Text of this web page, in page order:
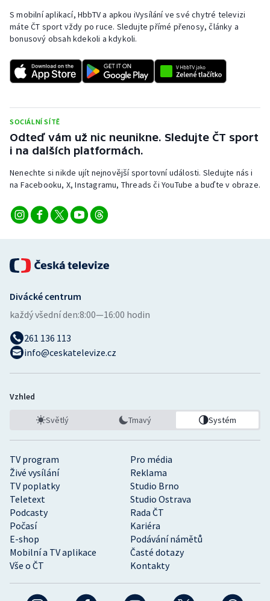
Short track
Sportovní střelba
Stolní tenis
Veslování
Vodní slalom
Volejbal
Ostatní
S mobilní aplikací, HbbTV a apkou iVysílání ve své chytré televizi
máte ČT sport vždy po ruce. Sledujte přímé přenosy, články a
bonusový obsah kdekoli a kdykoli.
SOCIÁLNÍ SÍTĚ
Odteď vám už nic neunikne. Sledujte ČT sport
i na dalších platformách.
Nenechte si nikde ujít nejnovější sportovní události. Sledujte nás i
na Facebooku, X, Instagramu, Threads či YouTube a buďte v obraze.
TV program
Pro média
Živé vysílání
Reklama
TV poplatky
Studio Brno
Teletext
Studio Ostrava
Podcasty
Rada ČT
Počasí
Kariéra
E-shop
Podávání námětů
Mobilní a TV aplikace
Časté dotazy
Vše o ČT
Kontakty
Divácké centrum
každý všední den:8:00—16:00 hodin
261 136 113
info@ceskatelevize.cz
Vzhled
Světlý Tmavý Systém